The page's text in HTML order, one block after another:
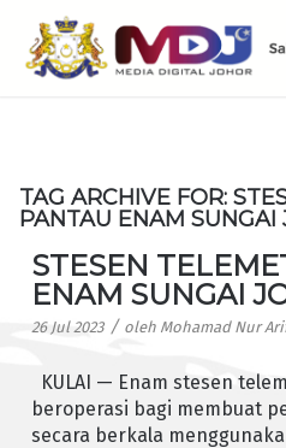
TAG ARCHIVE FOR:
PANTAU ENAM SUNGAI
STESEN
ENAM SUNGAI
26 Jul 2023 / oleh Mohamad Nur
KULAI — Enam stesen
beroperasi bagi membuat
secara berkala